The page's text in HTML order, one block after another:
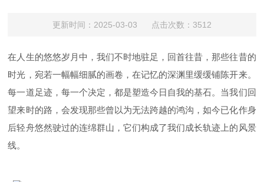
更新时间：2025-03-03 点击次数：3512
在人生的悠悠岁月中，我们不时地驻足，回首往昔，那些往昔的
时光，宛若一幅幅细腻的画卷，在记忆的深渊里缓缓铺陈开来。
每一道足迹，每一个决定，都是塑造今日自我的基石。当我们回
望来时的路，会发现那些曾以为无法跨越的鸿沟，如今已化作身
后轻舟悠然驶过的连绵群山，它们构成了我们成长轨迹上的风景
线。